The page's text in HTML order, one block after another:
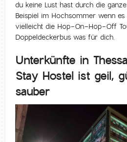
du keine Lust hast durch die
Beispiel im Hochsommer wenn
vielleicht die Hop-On-Hop-Off
Doppeldeckerbus was für dich.
Unterkünfte in
Stay Hostel ist geil,
sauber